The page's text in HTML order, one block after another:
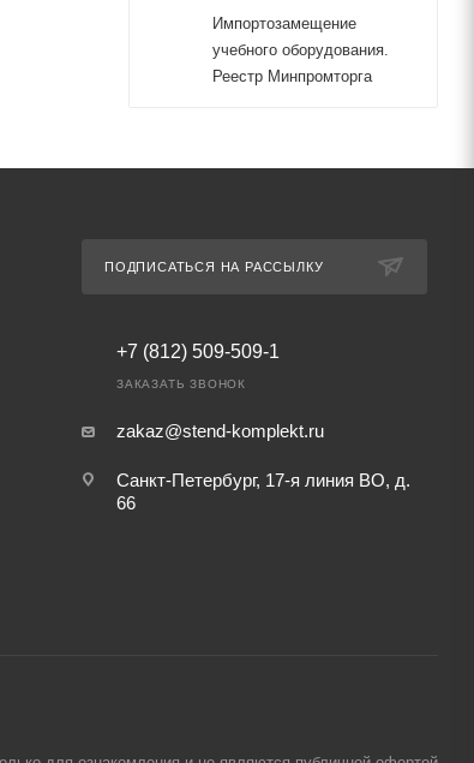
Импортозамещение
учебного оборудования.
Реестр Минпромторга
ПОДПИСАТЬСЯ НА РАССЫЛКУ
+7 (812) 509-509-1
ЗАКАЗАТЬ ЗВОНОК
zakaz@stend-komplekt.ru
Санкт-Петербург, 17-я линия ВО, д.
66